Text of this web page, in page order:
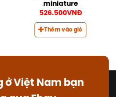
miniature
526.500VNĐ
Thêm vào giỏ
ở Việt Nam bạn